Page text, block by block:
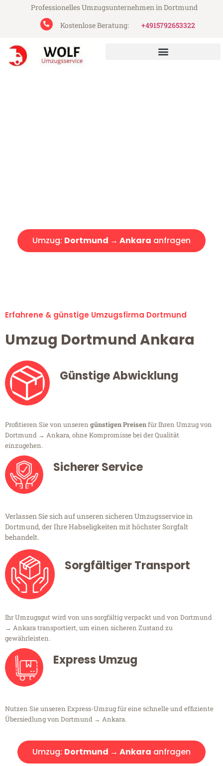
Professionelles Umzugsunternehmen in Dortmund
Kostenlose Beratung:
+4915792653322
Umzug: Dortmund → Ankara anfragen
Erfahrene & günstige Umzugsfirma Dortmund
Umzug Dortmund Ankara
Günstige Abwicklung
Profitieren Sie von unseren günstigen Preisenfür Ihren Umzug von
Dortmund → Ankara, ohne Kompromisse bei der Qualität
einzugehen.
Sicherer Service
Verlassen Sie sich auf unseren sicheren Umzugsservice in
Dortmund, der Ihre Habseligkeiten mit höchster Sorgfalt
behandelt.
Sorgfältiger Transport
Ihr Umzugsgut wird von uns sorgfältig verpackt und von Dortmund
→ Ankara transportiert, um einen sicheren Zustand zu
gewährleisten.
Express Umzug
Nutzen Sie unseren Express-Umzug für eine schnelle und effiziente
Übersiedlung von Dortmund → Ankara.
Umzug: Dortmund → Ankara anfragen